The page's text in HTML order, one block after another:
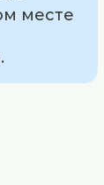
месте